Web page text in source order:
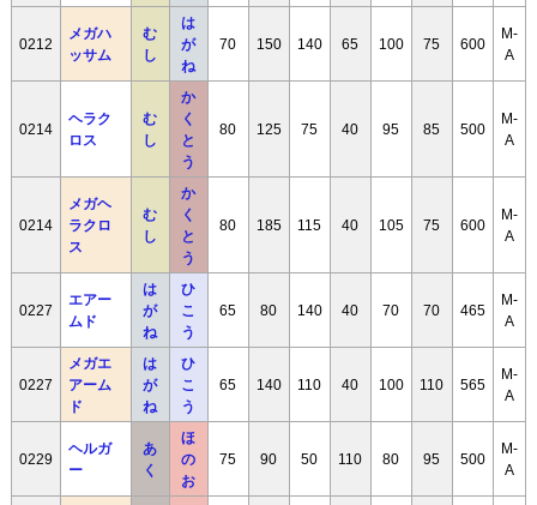
0212
メガハ
ッサム
む
し
は
が
ね
70 150 140 65 100 75 600
M-
A
0214
ヘラク
ロス
む
し
か
く
と
う
80 125 75 40 95 85 500
M-
A
0214
メガヘ
ラクロ
ス
む
し
か
く
と
う
80 185 115 40 105 75 600
M-
A
0227
エアー
ムド
は
が
ね
ひ
こ
う
65 80 140 40 70 70 465
M-
A
0227
メガエ
アーム
ド
は
が
ね
ひ
こ
う
65 140 110 40 100 110 565
M-
A
0229
ヘルガ
ー
あ
く
ほ
の
お
75 90 50 110 80 95 500
M-
A